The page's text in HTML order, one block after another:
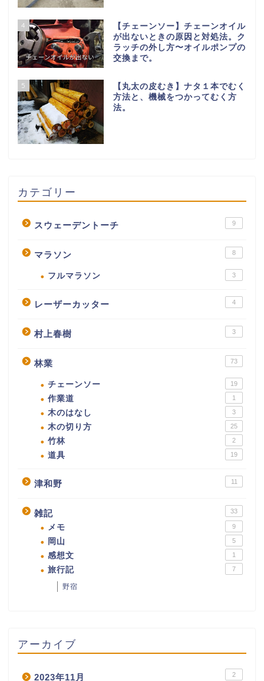
4
【チェーンソー】チェーンオイル
が出ないときの原因と対処法。ク
ラッチの外し方〜オイルポンプの
交換まで。
5
【丸太の皮むき】ナタ１本でむく
方法と、機械をつかってむく方
法。
カテゴリー
スウェーデントーチ 9
マラソン 8
フルマラソン 3
レーザーカッター 4
村上春樹 3
林業 73
チェーンソー 19
作業道 1
木のはなし 3
木の切り方 25
竹林 2
道具 19
津和野 11
雑記 33
メモ 9
岡山 5
感想文 1
旅行記 7
野宿
アーカイブ
2023年11月 2